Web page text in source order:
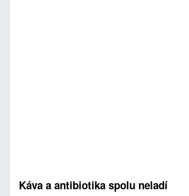
Káva a antibiotika spolu neladí